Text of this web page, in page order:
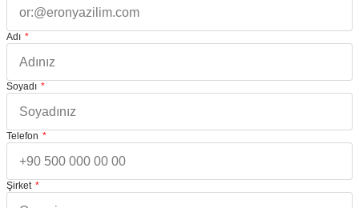
Adı
Soyadı
Telefon
Şirket